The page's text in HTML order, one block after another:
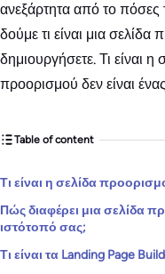
ανεξάρτητα από το πόσες
δούμε τι είναι μια
δημιουργήσετε. Τι είναι
προορισμού δεν είναι
Table of content
Τι είναι η σελίδα
Πώς διαφέρει μια σελίδα
ιστότοπό σας;
Τι είναι τα Landing Page